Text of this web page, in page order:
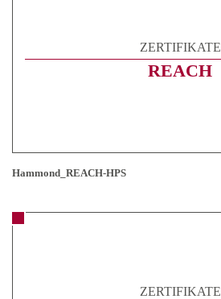
ZERTIFIKATE
REACH
Hammond_REACH-HPS
ZERTIFIKATE